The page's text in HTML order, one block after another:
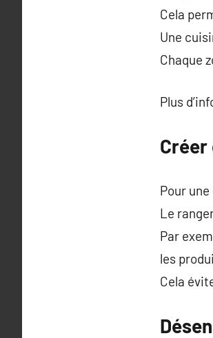
Cela
Une
Chaque
Plus
Créer
Pour
Le
Par
les
Cela